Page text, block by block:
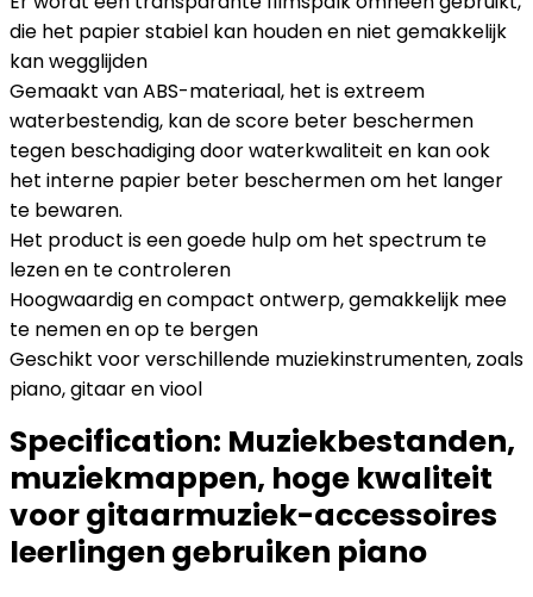
die het papier stabiel kan houden en niet gemakkelijk
kan wegglijden
Gemaakt van ABS-materiaal, het is extreem
waterbestendig, kan de score beter beschermen
tegen beschadiging door waterkwaliteit en kan ook
het interne papier beter beschermen om het langer
te bewaren.
Het product is een goede hulp om het spectrum te
lezen en te controleren
Hoogwaardig en compact ontwerp, gemakkelijk mee
te nemen en op te bergen
Geschikt voor verschillende muziekinstrumenten, zoals
piano, gitaar en viool
Specification: Muziekbestanden,
muziekmappen, hoge kwaliteit
voor gitaarmuziek-accessoires
leerlingen gebruiken piano